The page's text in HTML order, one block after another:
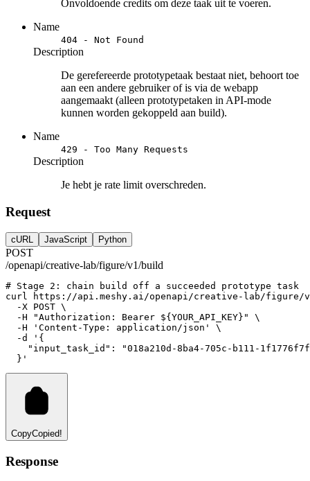
Onvoldoende credits om deze taak uit te voeren.
Name
404 - Not Found
Description
De gerefereerde prototypetaak bestaat niet, behoort toe
aan een andere gebruiker of is via de webapp
aangemaakt (alleen prototypetaken in API-mode
kunnen worden gekoppeld aan build).
Name
429 - Too Many Requests
Description
Je hebt je rate limit overschreden.
Request
cURL JavaScript Python
POST
/openapi/creative-lab/figure/v1/build
# Stage 2: chain build off a succeeded prototype task
curl
https://api.meshy.ai/openapi/creative-lab/figure/
-X POST \
-H
"Authorization: Bearer ${YOUR_API_KEY}"
\
-H
'Content-Type: application/json'
\
-d
'{
"input_task_id": "018a210d-8ba4-705c-b111-
  }'
CopyCopied!
Response